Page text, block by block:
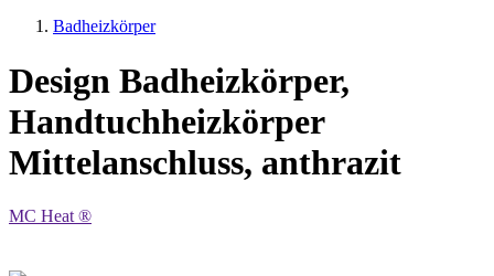
Badheizkörper
Design Badheizkörper,
Handtuchheizkörper
Mittelanschluss, anthrazit
MC Heat ®